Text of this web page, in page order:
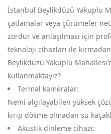
İstanbul Beylikdüzü Yakuplu
çatlamalar veya çürümeler
zordur ve anlaşılması için
teknoloji cihazları ile
Beylikdüzü Yakuplu
kullanmaktayız?
Termal kameralar:
Nemi algılayabilen yüksek
kırıp dökme olmadan su
Akustik dinleme cihazı: